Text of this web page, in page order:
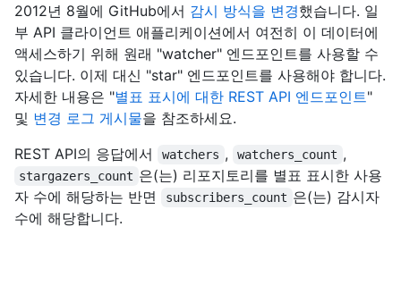
2012년 8월에 GitHub에서 감시 방식을 변경했습니다. 일
부 API 클라이언트 애플리케이션에서 여전히 이 데이터에
액세스하기 위해 원래 "watcher" 엔드포인트를 사용할 수
있습니다. 이제 대신 "star" 엔드포인트를 사용해야 합니다.
자세한 내용은 "별표 표시에 대한 REST API 엔드포인트"
및 변경 로그 게시물을 참조하세요.
REST API의 응답에서
watchers , watchers_count ,
stargazers_count 은(는) 리포지토리를 별표 표시한 사용
자 수에 해당하는 반면
subscribers_count 은(는) 감시자
수에 해당합니다.